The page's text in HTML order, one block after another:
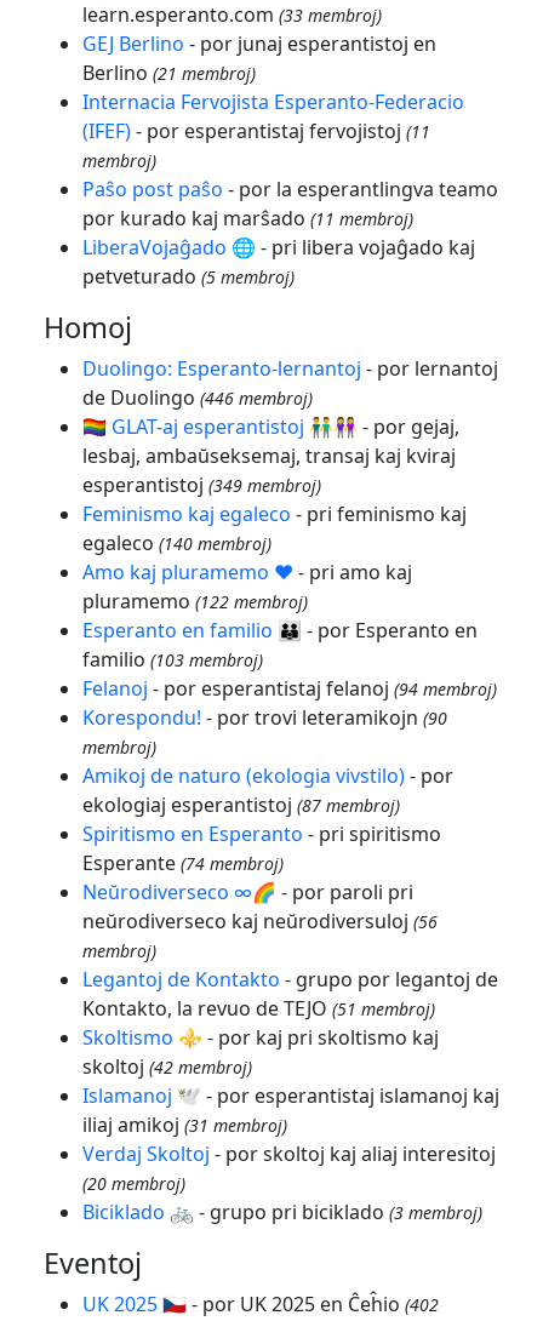
learn.esperanto.com (33 membroj)
GEJ Berlino - por junaj esperantistoj en
Berlino (21 membroj)
Internacia Fervojista Esperanto-Federacio
(IFEF)- por esperantistaj fervojistoj (11
membroj)
Paŝo post paŝo - por la esperantlingva teamo
por kurado kaj marŝado (11 membroj)
LiberaVojaĝado 🌐 - pri libera vojaĝado kaj
petveturado (5 membroj)
Homoj
Duolingo: Esperanto-lernantoj - por lernantoj
de Duolingo (446 membroj)
🏳️‍🌈 GLAT-aj esperantistoj 👬👭 - por gejaj,
lesbaj, ambaŭseksemaj, transaj kaj kviraj
esperantistoj (349 membroj)
Feminismo kaj egaleco - pri feminismo kaj
egaleco (140 membroj)
Amo kaj pluramemo ❤️ - pri amo kaj
pluramemo (122 membroj)
Esperanto en familio 👪 - por Esperanto en
familio (103 membroj)
Felanoj - por esperantistaj felanoj (94 membroj)
Korespondu! - por trovi leteramikojn (90
membroj)
Amikoj de naturo (ekologia vivstilo)- por
ekologiaj esperantistoj (87 membroj)
Spiritismo en Esperanto - pri spiritismo
Esperante (74 membroj)
Neŭrodiverseco ∞🌈 - por paroli pri
neŭrodiverseco kaj neŭrodiversuloj (56
membroj)
Legantoj de Kontakto - grupo por legantoj de
Kontakto, la revuo de TEJO (51 membroj)
Skoltismo ⚜️ - por kaj pri skoltismo kaj
skoltoj (42 membroj)
Islamanoj 🕊 - por esperantistaj islamanoj kaj
iliaj amikoj (31 membroj)
Verdaj Skoltoj - por skoltoj kaj aliaj interesitoj
(20 membroj)
Biciklado 🚲 - grupo pri biciklado (3 membroj)
Eventoj
UK 2025 🇨🇿- por UK 2025 en Ĉeĥio (402